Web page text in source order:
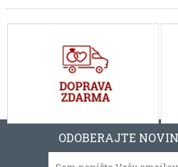
ODOBERAJTE